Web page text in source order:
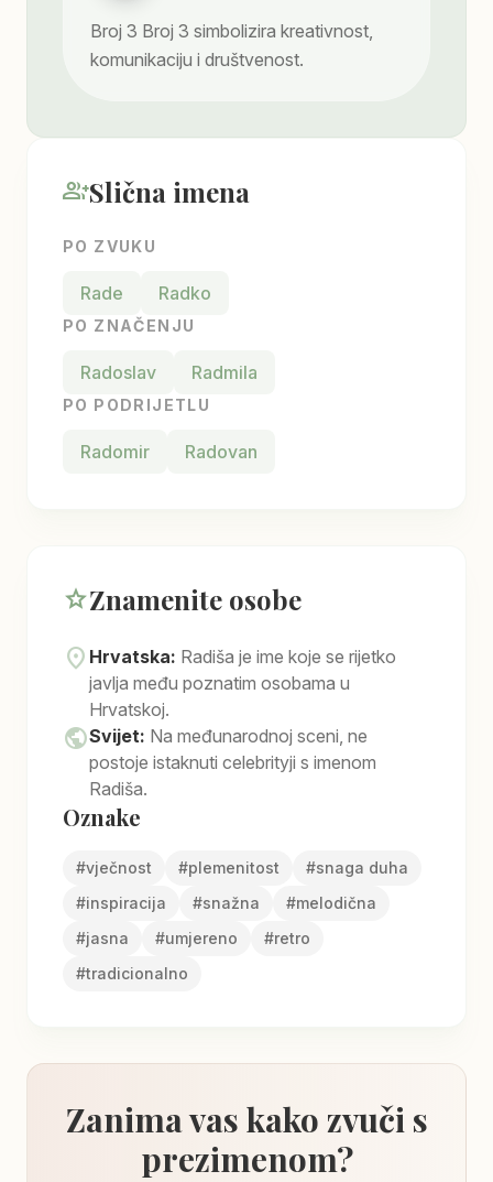
Broj 3 Broj 3 simbolizira kreativnost,
komunikaciju i društvenost.
group_addSlična imena
PO ZVUKU
Rade Radko
PO ZNAČENJU
Radoslav Radmila
PO PODRIJETLU
Radomir Radovan
starZnamenite osobe
location_on Hrvatska: Radiša je ime koje se rijetko
javlja među poznatim osobama u
Hrvatskoj.
publicSvijet: Na međunarodnoj sceni, ne
postoje istaknuti celebrityji s imenom
Radiša.
Oznake
#vječnost #plemenitost #snaga duha
#inspiracija #snažna #melodična
#jasna #umjereno #retro
#tradicionalno
Zanima vas kako zvuči s
prezimenom?